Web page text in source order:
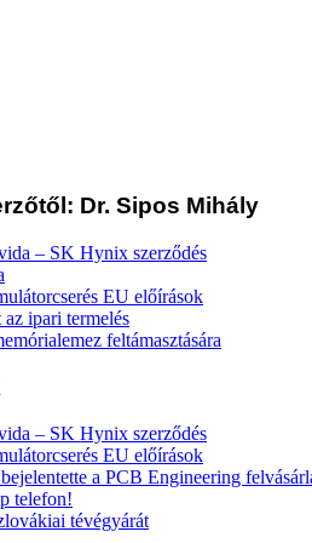
Dr. Sipos Mihály
– SK Hynix szerződés
EU előírások
ipari termelés
feltámasztására
– SK Hynix szerződés
EU előírások
a PCB Engineering
telefon!
tévégyárát